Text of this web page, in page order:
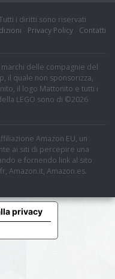
i diritti sono riservati
Privacy Policy Contatti
marchi delle compagnie del
il quale non sponsorizza,
il logo Mattonito e tutti i
LEGO sono di ©2026
Amazon EU, un
ai siti di percepire una
e fornendo link al sito
Amazon.it, Amazon.es.
privacy